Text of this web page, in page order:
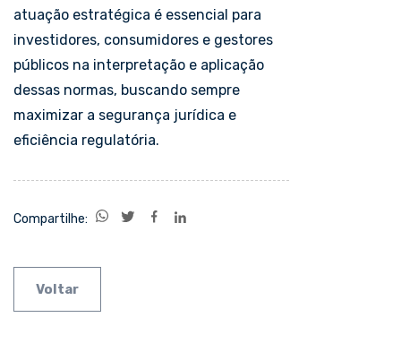
atuação estratégica é essencial para
investidores, consumidores e gestores
públicos na interpretação e aplicação
dessas normas, buscando sempre
maximizar a segurança jurídica e
eficiência regulatória.
Compartilhe:
Voltar